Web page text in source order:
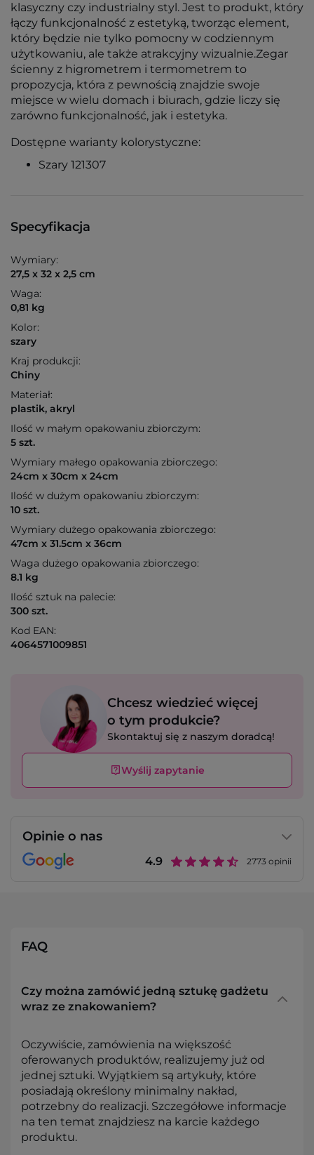
klasyczny czy industrialny styl. Jest to produkt, który
łączy funkcjonalność z estetyką, tworząc element,
który będzie nie tylko pomocny w codziennym
użytkowaniu, ale także atrakcyjny wizualnie.Zegar
ścienny z higrometrem i termometrem to
propozycja, która z pewnością znajdzie swoje
miejsce w wielu domach i biurach, gdzie liczy się
zarówno funkcjonalność, jak i estetyka.
Dostępne warianty kolorystyczne:
Szary 121307
Specyfikacja
Wymiary:
27,5 x 32 x 2,5 cm
Waga:
0,81 kg
Kolor:
szary
Kraj produkcji:
Chiny
Materiał:
plastik, akryl
Ilość w małym opakowaniu zbiorczym:
5 szt.
Wymiary małego opakowania zbiorczego:
24cm x 30cm x 24cm
Ilość w dużym opakowaniu zbiorczym:
10 szt.
Wymiary dużego opakowania zbiorczego:
47cm x 31.5cm x 36cm
Waga dużego opakowania zbiorczego:
8.1 kg
Ilość sztuk na palecie:
300 szt.
Kod EAN:
4064571009851
Chcesz wiedzieć więcej
o tym produkcie?
Skontaktuj się z naszym doradcą!
Wyślij zapytanie
Opinie o nas
4.9 2773 opinii
FAQ
Czy można zamówić jedną sztukę gadżetu
wraz ze znakowaniem?
Oczywiście, zamówienia na większość
oferowanych produktów, realizujemy już od
jednej sztuki. Wyjątkiem są artykuły, które
posiadają określony minimalny nakład,
potrzebny do realizacji. Szczegółowe informacje
na ten temat znajdziesz na karcie każdego
produktu.